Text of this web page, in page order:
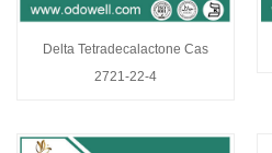
Delta Tetradecalactone Cas
2721-22-4